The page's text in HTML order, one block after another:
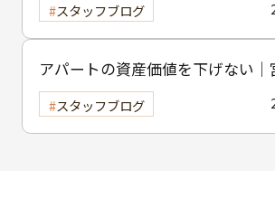
スタッフブログ
アパートの資産価値を下げない｜
の賃貸物件塗装のポイント
スタッフブログ